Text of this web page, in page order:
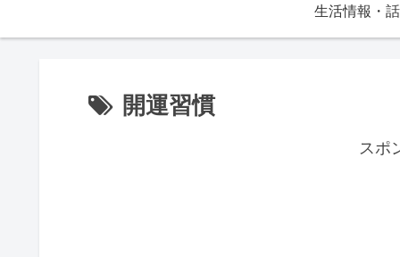
生活情報・
開運習慣
スポ